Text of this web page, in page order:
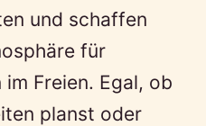
und schaffen
für
Freien. Egal, ob
planst oder